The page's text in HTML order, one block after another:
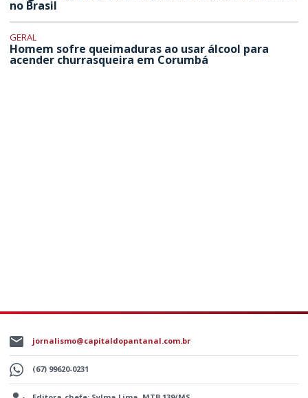
no Brasil
GERAL
Homem sofre queimaduras ao usar álcool para
acender churrasqueira em Corumbá
jornalismo@capitaldopantanal.com.br
(67) 99620-0231